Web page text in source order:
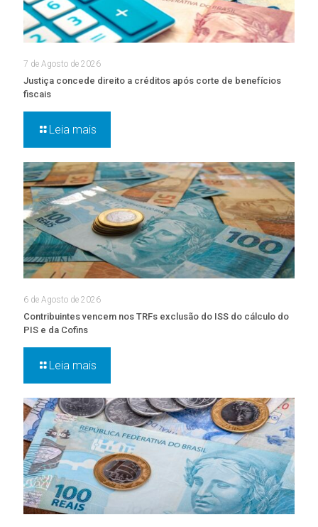
7 de Agosto de 2026
Justiça concede direito a créditos após corte de benefícios
fiscais
Leia mais
6 de Agosto de 2026
Contribuintes vencem nos TRFs exclusão do ISS do cálculo do
PIS e da Cofins
Leia mais